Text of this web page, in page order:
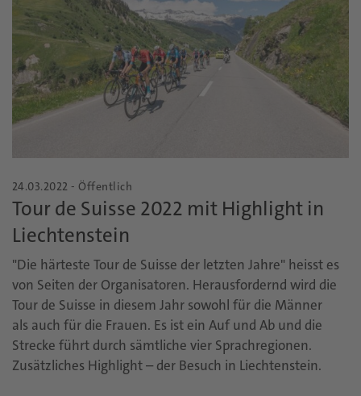
24.03.2022 - Öffentlich
Tour de Suisse 2022 mit Highlight in
Liechtenstein
"Die härteste Tour de Suisse der letzten Jahre" heisst es
von Seiten der Organisatoren. Herausfordernd wird die
Tour de Suisse in diesem Jahr sowohl für die Männer
als auch für die Frauen. Es ist ein Auf und Ab und die
Strecke führt durch sämtliche vier Sprachregionen.
Zusätzliches Highlight – der Besuch in Liechtenstein.